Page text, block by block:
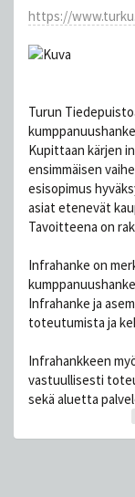
https://
Turun
Kupittaan kärjen
ensimmäisen
esisopimus
asiat etenevät
Tavoitteena on
Infrahanke on
Infrahanke ja
toteutumista ja
Infrahankkeen
vastuullisesti
sekä aluetta